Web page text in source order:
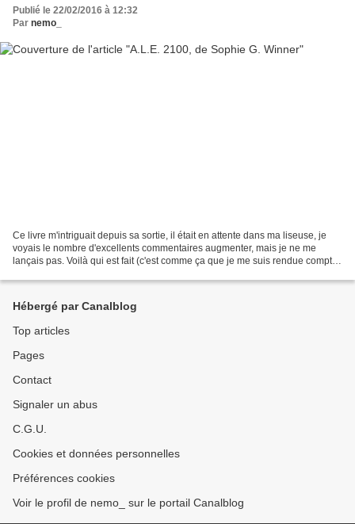
Publié le 22/02/2016 à 12:32
Par nemo_
Ce livre m'intriguait depuis sa sortie, il était en attente dans ma liseuse, je
voyais le nombre d'excellents commentaires augmenter, mais je ne me
lançais pas. Voilà qui est fait (c'est comme ça que je me suis rendue compte
Hébergé par Canalblog
Top articles
Pages
Contact
Signaler un abus
C.G.U.
Cookies et données personnelles
Préférences cookies
Voir le profil de nemo_ sur le portail Canalblog